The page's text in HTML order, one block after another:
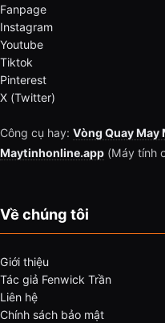
Fanpage
Instagram
Youtube
Tiktok
Pinterest
X (Twitter)
Công cụ hay: Vòng Quay May
Maytinhonline.app (Máy tính
Về chúng tôi
Giới thiệu
Tác giả Fenwick Trần
Liên hệ
Chính sách bảo mật